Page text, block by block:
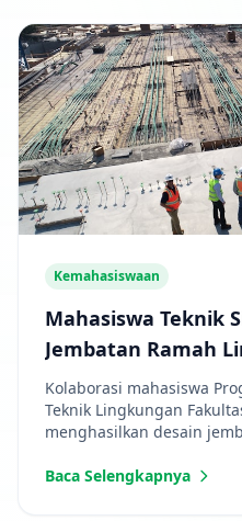
Kemahasiswaan
Mahasiswa Teknik
Jembatan Ramah
Pedesaan Jambi
Kolaborasi mahasiswa
Teknik Lingkungan
menghasilkan desain
Baca Selengkapnya